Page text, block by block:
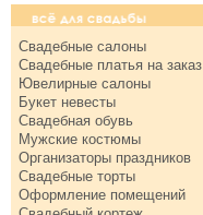
Свадебные салоны
Свадебные платья на заказ
Ювелирные салоны
Букет невесты
Свадебная обувь
Мужские костюмы
Организаторы праздников
Свадебные торты
Оформление помещений